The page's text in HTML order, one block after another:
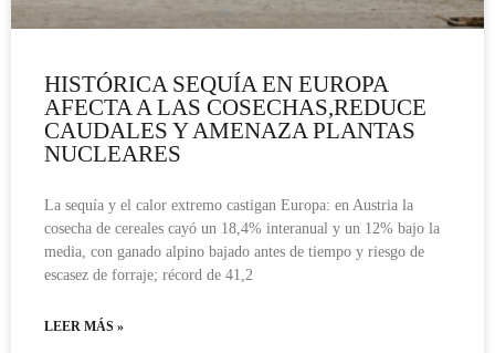
HISTÓRICA SEQUÍA EN EUROPA
AFECTA A LAS COSECHAS,REDUCE
CAUDALES Y AMENAZA PLANTAS
NUCLEARES
La sequía y el calor extremo castigan Europa: en Austria la
cosecha de cereales cayó un 18,4% interanual y un 12% bajo la
media, con ganado alpino bajado antes de tiempo y riesgo de
escasez de forraje; récord de 41,2
LEER MÁS »